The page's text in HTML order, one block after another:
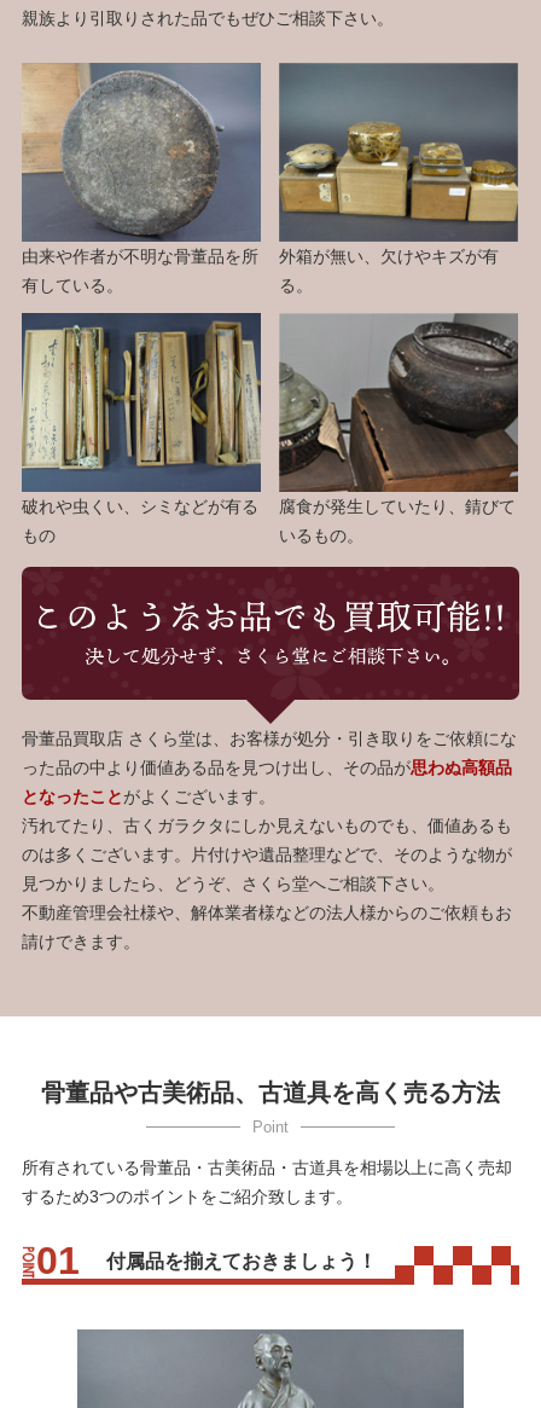
親族より引取りされた品でもぜひご相談下さい。
由来や作者が不明な骨董品を所
有している。
外箱が無い、欠けやキズが有
る。
破れや虫くい、シミなどが有る
もの
腐食が発生していたり、錆びて
いるもの。
骨董品買取店 さくら堂は、お客様が処分・引き取りをご依頼にな
った品の中より価値ある品を見つけ出し、その品が思わぬ高額品
となったことがよくございます。
汚れてたり、古くガラクタにしか見えないものでも、価値あるも
のは多くございます。片付けや遺品整理などで、そのような物が
見つかりましたら、どうぞ、さくら堂へご相談下さい。
不動産管理会社様や、解体業者様などの法人様からのご依頼もお
請けできます。
骨董品や古美術品、古道具を高く売る方法
所有されている骨董品・古美術品・古道具を相場以上に高く売却
するため3つのポイントをご紹介致します。
付属品を揃えておきましょう！